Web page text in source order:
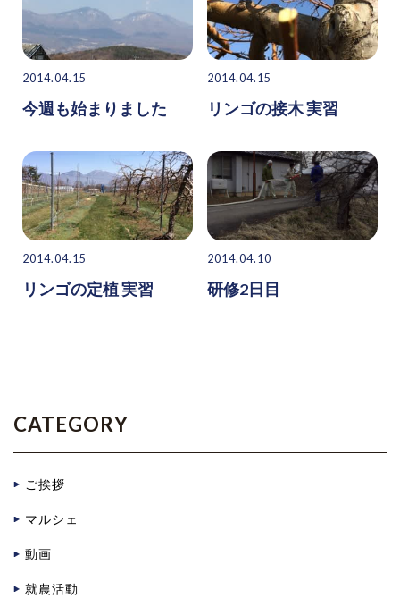
2014.04.15
今週も始まりました
2014.04.15
リンゴの接木 実習
2014.04.15
リンゴの定植 実習
2014.04.10
研修2日目
CATEGORY
ご挨拶
マルシェ
動画
就農活動